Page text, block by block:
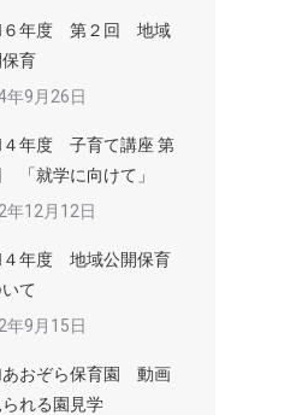
６年度 第２回 地域
育
年9月26日
４年度 子育て講座 第
「就学に向けて」
年12月12日
４年度 地域公開保育
て
年9月15日
あおぞら保育園 動画
れる園見学